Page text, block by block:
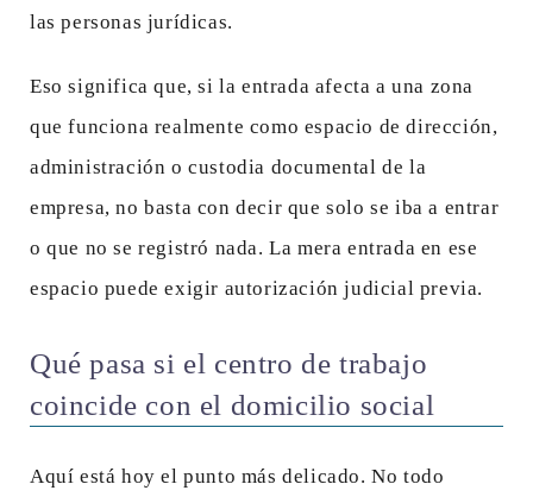
las personas jurídicas.
Eso significa que, si la entrada afecta a una zona
que funciona realmente como espacio de dirección,
administración o custodia documental de la
empresa, no basta con decir que solo se iba a entrar
o que no se registró nada. La mera entrada en ese
espacio puede exigir autorización judicial previa.
Qué pasa si el centro de trabajo
coincide con el domicilio social
Aquí está hoy el punto más delicado. No todo